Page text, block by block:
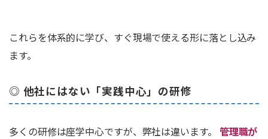
これらを体系的に学び、すぐ現場で使える形に落とし込み
ます。
◎ 他社にはない「実践中心」の研修
多くの研修は座学中心ですが、弊社は違います。 管理職が